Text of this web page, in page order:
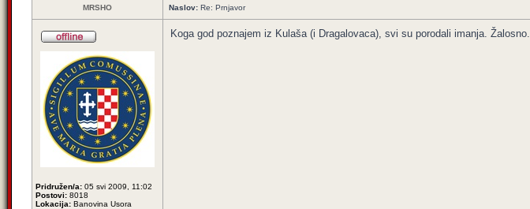
MRSHO Naslov: Re: Prnjavor
Pridružen/a: 05 svi 2009, 11:02
Postovi: 8018
Lokacija: Banovina Usora
Koga god poznajem iz Kulaša (i Dragalovaca), svi su porodali imanja. Žalosno.